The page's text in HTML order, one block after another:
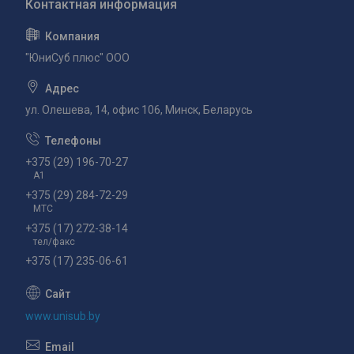
"ЮниСуб плюс" ООО
ул. Олешева, 14, офис 106, Минск, Беларусь
+375 (29) 196-70-27
А1
+375 (29) 284-72-29
МТС
+375 (17) 272-38-14
тел/факс
+375 (17) 235-06-61
www.unisub.by